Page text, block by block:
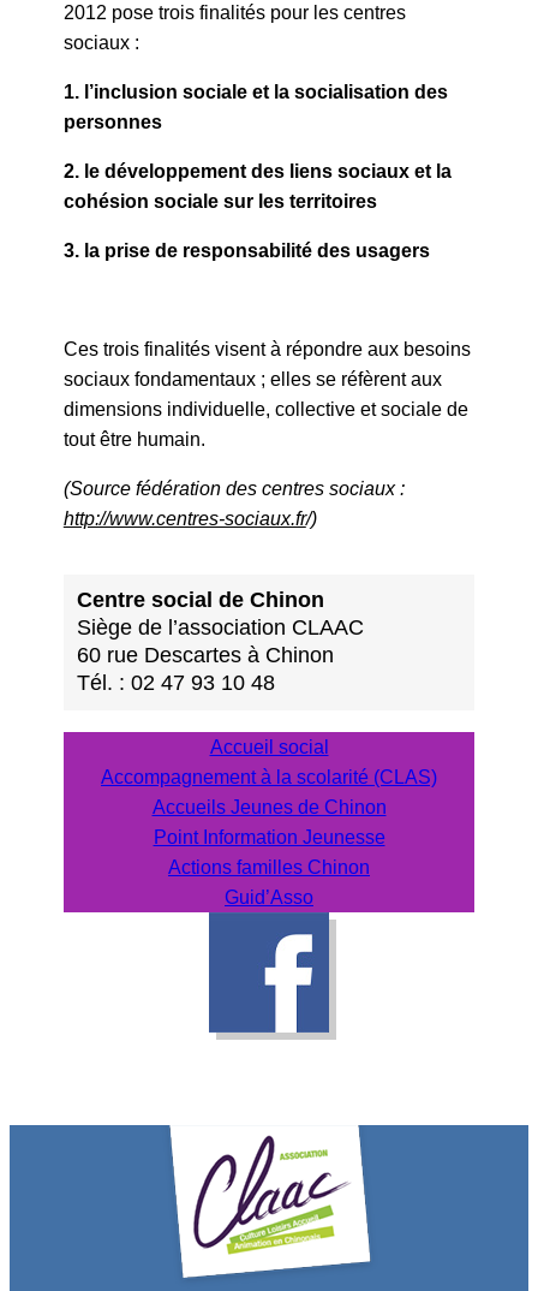
2012 pose trois finalités pour les centres
sociaux :
1. l’inclusion sociale et la socialisation des
personnes
​2. le développement des liens sociaux et la
cohésion sociale sur les territoires
​3. la prise de responsabilité des usagers
​Ces trois finalités visent à répondre aux besoins
sociaux fondamentaux ; elles se réfèrent aux
dimensions individuelle, collective et sociale de
tout être humain.
(Source fédération des centres sociaux :
http://www.centres-sociaux.fr/)
Centre social de Chinon
Siège de l’association CLAAC
60 rue Descartes à Chinon
Tél. : 02 47 93 10 48
Accueil social
Accompagnement à la scolarité (CLAS)
Accueils Jeunes de Chinon
Point Information Jeunesse
Actions familles Chinon
Guid’Asso